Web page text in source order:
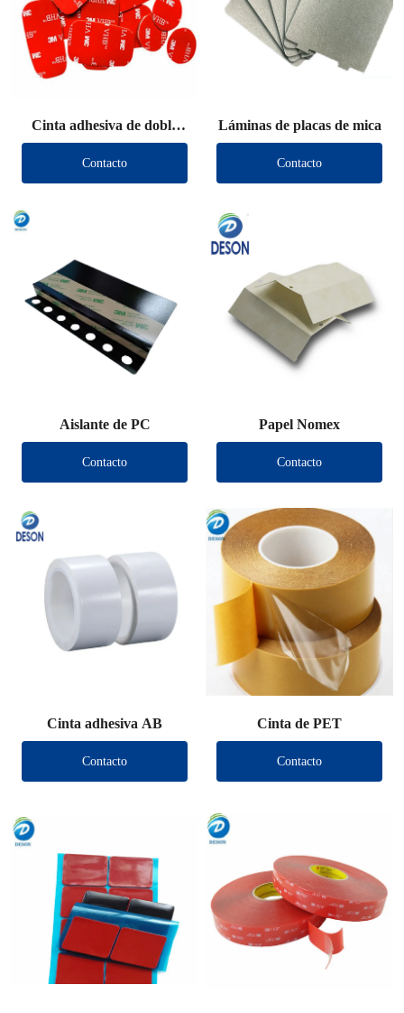
Cinta adhesiva de doble
cara 3M VHB
Contacto
Láminas de placas de mica
Contacto
Aislante de PC
Contacto
Papel Nomex
Contacto
Cinta adhesiva AB
Contacto
Cinta de PET
Contacto